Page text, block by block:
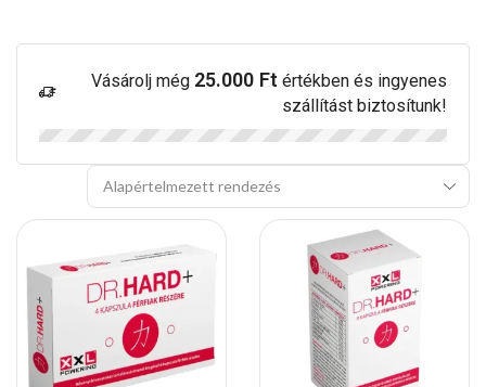
Vásárolj még 25.000 Ft értékben és ingyenes
szállítást biztosítunk!